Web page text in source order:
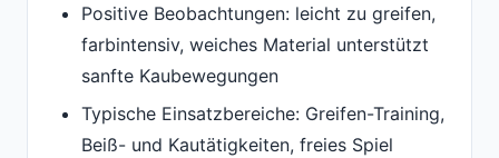
Positive Beobachtungen: leicht zu greifen,
farbintensiv, weiches Material unterstützt
sanfte Kaubewegungen
Typische Einsatzbereiche: Greifen-Training,
Beiß- und Kautätigkeiten, freies Spiel